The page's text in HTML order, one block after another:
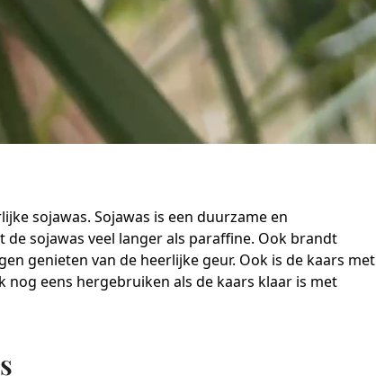
sojawas. Sojawas is een duurzame en
sojawas veel langer als paraffine. Ook brandt
genieten van de heerlijke geur. Ook is de kaars met
nog eens hergebruiken als de kaars klaar is met